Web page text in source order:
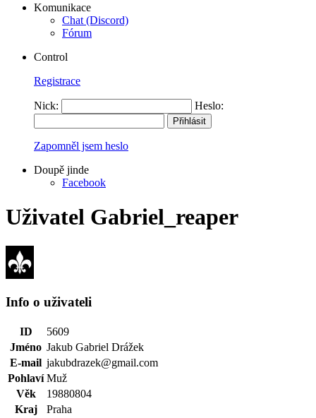
Komunikace
Chat (Discord)
Fórum
Control
Registrace
Nick: Heslo:
Zapomněl jsem heslo
Doupě jinde
Facebook
Uživatel Gabriel_reaper
Info o uživateli
ID
5609
Jméno Jakub Gabriel Drážek
E-mail jakubdrazek@gmail.com
Pohlaví Muž
Věk
19880804
Kraj
Praha